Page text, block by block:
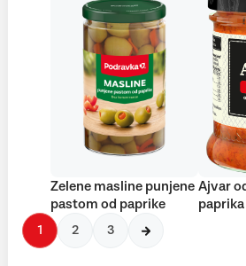
Zelene masline punjene
pastom od paprike
Ajvar
1 2 3